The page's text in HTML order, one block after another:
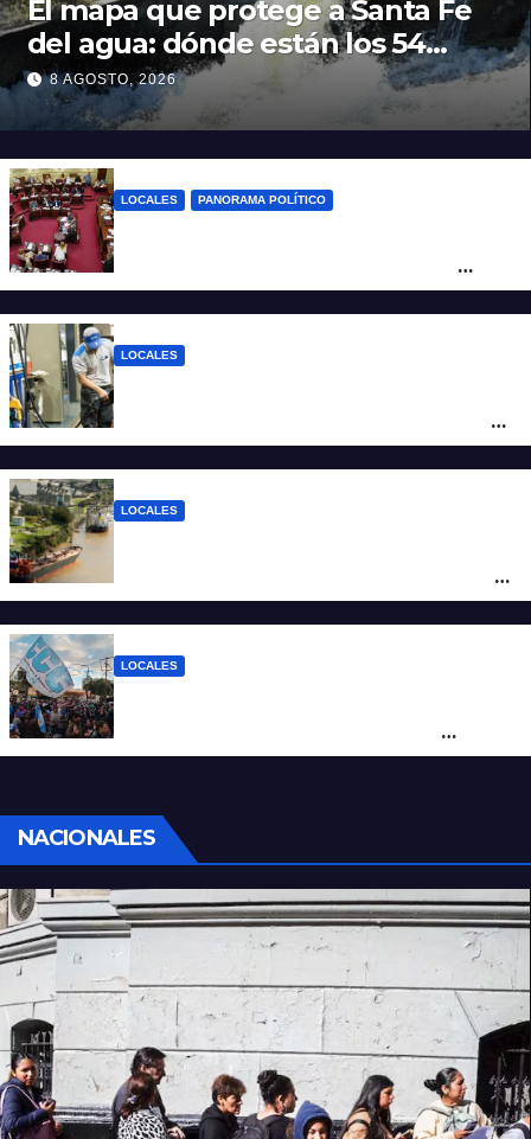
El mapa que protege a Santa Fe
del agua: dónde están los 54
puntos de bombeo
8 AGOSTO, 2026
LOCALES PANORAMA POLÍTICO
Santa Fe
LOCALES
ciudad de Santa Fe: la nafta súper superó
los $2.100 y llenar el tanque cuesta más
LOCALES
posicionar los puertos del sur de Santa Fe
como salida para las exportaciones
LOCALES
sociales y sindicales
NACIONALES